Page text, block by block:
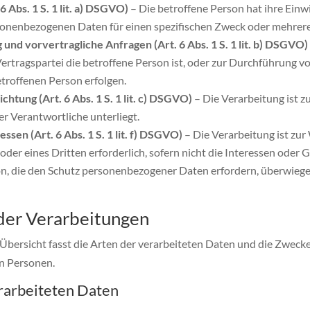
Abs. 1 S. 1 lit. a) DSGVO) – Die betroffene Person hat ihre
Daten für einen spezifischen Zweck oder
vorvertragliche Anfragen (Art. 6 Abs. 1 S. 1 lit. b) DSGVO)
die betroffene Person ist, oder zur Durchführung
Person erfolgen.
(Art. 6 Abs. 1 S. 1 lit. c) DSGVO) – Die Verarbeitung ist
Verantwortliche unterliegt.
(Art. 6 Abs. 1 S. 1 lit. f) DSGVO) – Die Verarbeitung ist
eines Dritten erforderlich, sofern nicht die Interessen oder
die den Schutz personenbezogener Daten erfordern,
Verarbeitungen
fasst die Arten der verarbeiteten Daten und die
Personen.
Daten